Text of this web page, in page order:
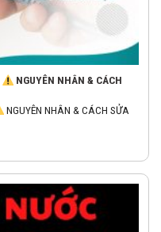
NGUYÊN NHÂN & CÁCH
NGUYÊN NHÂN & CÁCH SỬA